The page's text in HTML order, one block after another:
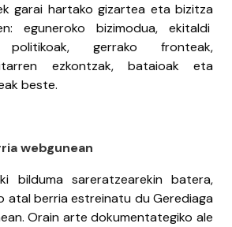
garai hartako gizartea eta bizitza
eguneroko bizimodua, ekitaldi
gerrako fronteak,
ezkontzak, bataioak eta
beste.
webgunean
bilduma sareratzearekin batera,
atal berria estreinatu du Gerediaga
Orain arte dokumentategiko ale